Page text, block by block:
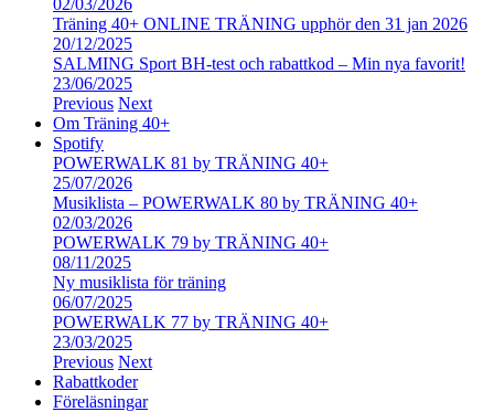
02/03/2026
Träning 40+ ONLINE TRÄNING upphör den 31 jan 2026
20/12/2025
SALMING Sport BH-test och rabattkod – Min nya favorit!
23/06/2025
Previous Next
Om Träning 40+
Spotify
POWERWALK 81 by TRÄNING 40+
25/07/2026
Musiklista – POWERWALK 80 by TRÄNING 40+
02/03/2026
POWERWALK 79 by TRÄNING 40+
08/11/2025
Ny musiklista för träning
06/07/2025
POWERWALK 77 by TRÄNING 40+
23/03/2025
Previous Next
Rabattkoder
Föreläsningar